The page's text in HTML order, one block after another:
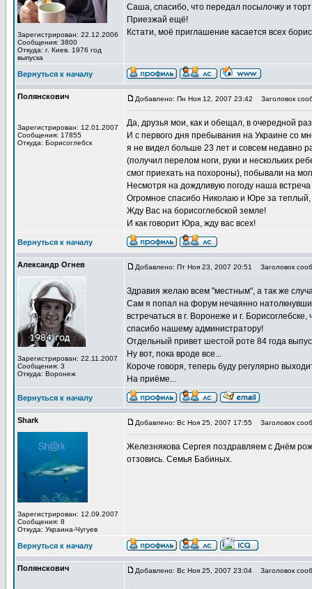
Зарегистрирован: 22.12.2006
Сообщения: 3800
Откуда: г. Киев. 1976 год
выпуска
Саша, спасибо, что передал посылочку и
Приезжай ещё!
Кстати, моё приглашение касается всех
Вернуться к началу
Полянскович
Зарегистрирован: 12.01.2007
Сообщения: 17855
Откуда: Борисоглебск
Добавлено: Пн Ноя 12, 2007 23:42 Заголовок
Да, друзья мои, как и обещал, в очередной
И с первого дня пребывания на Украине со
я не видел больше 23 лет и совсем недавно
(получил перелом ноги, руки и нескольких
смог приехать на похороны), побывали на
Несмотря на дождливую погоду наша
Огромное спасибо Николаю и Юре за
Жду Вас на борисоглебской земле!
И как говорит Юра, жду вас всех!
Вернуться к началу
Александр Огнев
Зарегистрирован: 22.11.2007
Сообщения: 3
Откуда: Воронеж
Добавлено: Пт Ноя 23, 2007 20:51 Заголовок
Здравия желаю всем "местным", а так же
Сам я попал на форум нечаянно
встречаться в г. Воронеже и г.
спасибо нашему администратору!
Отдельный привет шестой роте 84 года
Ну вот, пока вроде все...
Короче говоря, теперь буду регулярно
На приёме...
Вернуться к началу
Shark
Зарегистрирован: 12.09.2007
Сообщения: 8
Откуда: Украина-Чугуев
Добавлено: Вс Ноя 25, 2007 17:55 Заголовок
Железнякова Сергея поздравляем с Днём
отзовись. Семья Бабиных.
Вернуться к началу
Полянскович Добавлено: Вс Ноя 25, 2007 23:04 Заголовок